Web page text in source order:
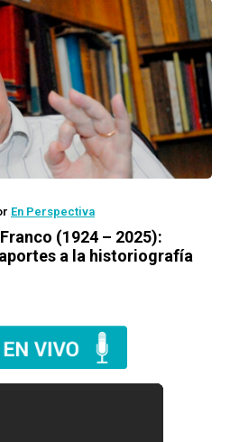
En Perspectiva
(1924 – 2025):
a la historiografía